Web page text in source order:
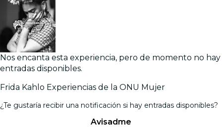
Nos encanta esta experiencia, pero de momento no hay
entradas disponibles.
Frida Kahlo Experiencias de la ONU Mujer
¿Te gustaría recibir una notificación si hay entradas disponibles?
Avisadme